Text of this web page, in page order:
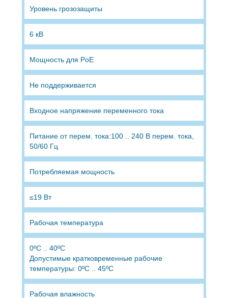
Уровень грозозащиты
6 кВ
Мощность для PoE
Не поддерживается
Входное напряжение переменного тока
Питание от перем. тока:100 .. 240 В перем. тока,
50/60 Гц
Потребляемая мощность
≤19 Вт
Рабочая температура
0ºC .. 40ºC
Допустимые кратковременные рабочие
температуры: 0ºC .. 45ºC
Рабочая влажность